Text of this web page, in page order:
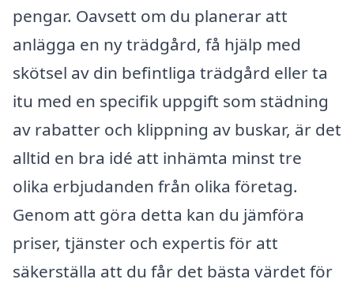
pengar. Oavsett om du planerar att
anlägga en ny trädgård, få hjälp med
skötsel av din befintliga trädgård eller ta
itu med en specifik uppgift som städning
av rabatter och klippning av buskar, är det
alltid en bra idé att inhämta minst tre
olika erbjudanden från olika företag.
Genom att göra detta kan du jämföra
priser, tjänster och expertis för att
säkerställa att du får det bästa värdet för